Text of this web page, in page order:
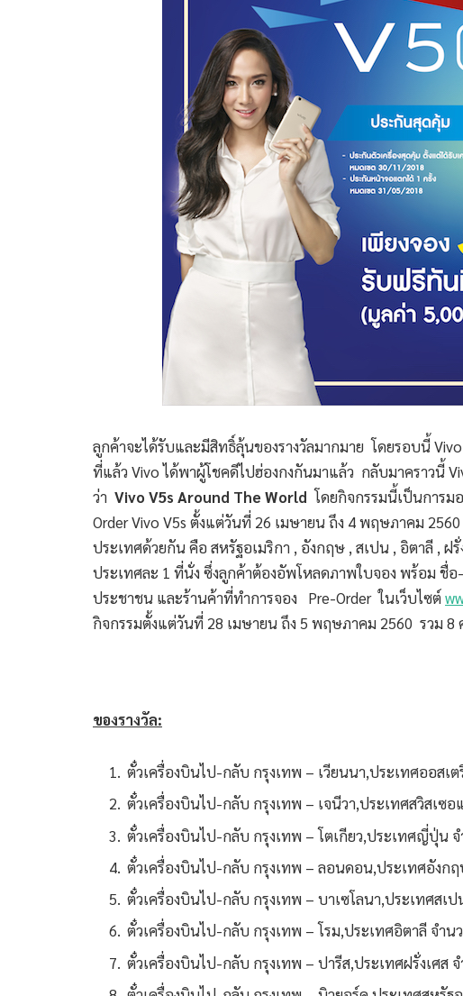
ลูกค้าจะได้รับและมีสิทธิ์ลุ้นของรางวัลมากมาย โดยรอบนี้
ที่แล้ว Vivo ได้พาผู้โชคดีไปฮ่องกงกันมาแล้ว กลับมาคราวนี้
ว่า Vivo V5s Around The World โดยกิจกรรมนี้เป็นการ
Order Vivo V5s ตั้งแต่วันที่ 26 เมษายน ถึง 4 พฤษภาคม
ประเทศด้วยกัน คือ สหรัฐอเมริกา , อังกฤษ , สเปน , อิตาลี ,
ประเทศละ 1 ที่นั่ง ซึ่งลูกค้าต้องอัพโหลดภาพใบจอง พร้อม ชื่
ประชาชน และร้านค้าที่ทำการจอง Pre-Order ในเว็บไซต์
กิจกรรมตั้งแต่วันที่ 28 เมษายน ถึง 5 พฤษภาคม 2560 รวม 8
ของรางวัล:
ตั๋วเครื่องบินไป-กลับ กรุงเทพ – เวียนนา,ประเทศออสเ
ตั๋วเครื่องบินไป-กลับ กรุงเทพ – เจนีวา,ประเทศสวิสเซ
ตั๋วเครื่องบินไป-กลับ กรุงเทพ – โตเกียว,ประเทศญี่ปุ่น
ตั๋วเครื่องบินไป-กลับ กรุงเทพ – ลอนดอน,ประเทศอังก
ตั๋วเครื่องบินไป-กลับ กรุงเทพ – บาเซโลนา,ประเทศสเ
ตั๋วเครื่องบินไป-กลับ กรุงเทพ – โรม,ประเทศอิตาลี จำน
ตั๋วเครื่องบินไป-กลับ กรุงเทพ – ปารีส,ประเทศฝรั่งเศส